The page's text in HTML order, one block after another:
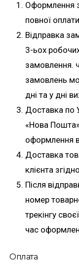
Оформлення
повної
Відправка
3-ьох
замовлення.
замовлень
дні та у дні
Доставка по
«Нова
оформлення
Доставка
клієнта
Після
номер
трекінгу
час
Оплата